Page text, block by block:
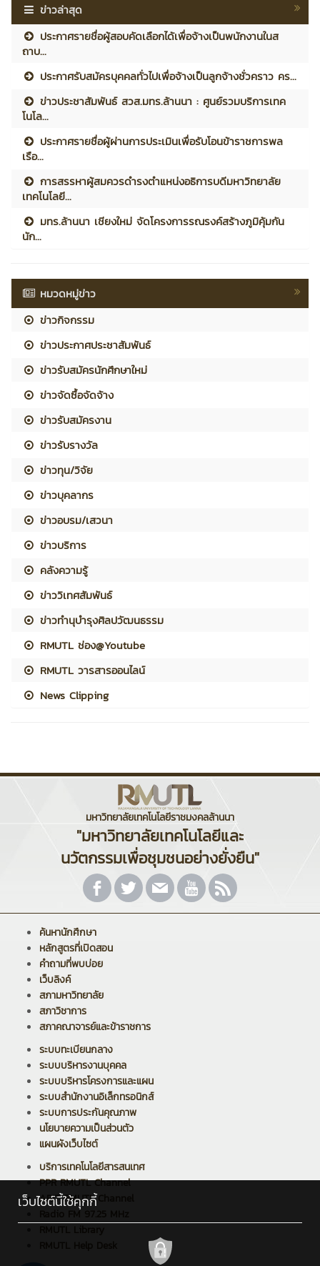
ข่าวล่าสุด
ประกาศรายชื่อผู้สอบคัดเลือกได้เพื่อจ้างเป็นพนักงานในส
ถาบ...
ประกาศรับสมัครบุคคลทั่วไปเพื่อจ้างเป็นลูกจ้างชั่วคราว คร...
ข่าวประชาสัมพันธ์ สวส.มทร.ล้านนา : ศูนย์รวมบริการเทค
โนโล...
ประกาศรายชื่อผู้ผ่านการประเมินเพื่อรับโอนข้าราชการพล
เรือ...
การสรรหาผู้สมควรดำรงตำแหน่งอธิการบดีมหาวิทยาลัย
เทคโนโลยี...
มทร.ล้านนา เชียงใหม่ จัดโครงการรณรงค์สร้างภูมิคุ้มกัน
นัก...
หมวดหมู่ข่าว
ข่าวกิจกรรม
ข่าวประกาศประชาสัมพันธ์
ข่าวรับสมัครนักศึกษาใหม่
ข่าวจัดซื้อจัดจ้าง
ข่าวรับสมัครงาน
ข่าวรับรางวัล
ข่าวทุน/วิจัย
ข่าวบุคลากร
ข่าวอบรม/เสวนา
ข่าวบริการ
คลังความรู้
ข่าววิเทศสัมพันธ์
ข่าวทำนุบำรุงศิลปวัฒนธรรม
RMUTL ช่อง@Youtube
RMUTL วารสารออนไลน์
News Clipping
มหาวิทยาลัยเทคโนโลยีราชมงคลล้านนา
"มหาวิทยาลัยเทคโนโลยีและ
นวัตกรรมเพื่อชุมชนอย่างยั่งยืน"
ค้นหานักศึกษา
หลักสูตรที่เปิดสอน
คำถามที่พบบ่อย
เว็บลิงค์
สภามหาวิทยาลัย
สภาวิชาการ
สภาคณาจารย์และข้าราชการ
ระบบทะเบียนกลาง
ระบบบริหารงานบุคคล
ระบบบริหารโครงการและแผน
ระบบสำนักงานอิเล็กทรอนิกส์
ระบบการประกันคุณภาพ
นโยบายความเป็นส่วนตัว
แผนผังเว็บไซต์
บริการเทคโนโลยีสารสนเทศ
PPR RMUTL Channel
ARIT RMUTL Channel
Radio FM 97.25 MHz
เว็บไซต์นี้ใช้คุกกี้